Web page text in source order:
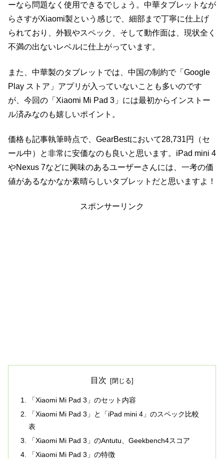
ーなら問題なく使用できるでしょう。中華タブレットなが
らさすがXiaomi製という感じで、細部まで丁寧に仕上げ
られており、外観やスペック、そして動作面は、現状全く
不満の出ないレベルに仕上がっています。
また、中華製のタブレットでは、中国の制約で「Google
Play ストア」アプリが入っていないことも多いのです
が、今回の「Xiaomi Mi Pad 3」には最初からインストー
ル済みなのも嬉しいポイント。
価格も記事執筆時点で、GearBestにおいて28,731円（セ
ール中）と非常に安価なのも良いと思います。iPad mini 4
やNexus 7などに興味のあるユーザーさんには、一考の価
値があるなかなか素晴らしいタブレットだと思いますよ！
スポンサーリンク
目次
「Xiaomi Mi Pad 3」のセット内容
「Xiaomi Mi Pad 3」と「iPad mini 4」のスペック比較
表
「Xiaomi Mi Pad 3」のAntutu、Geekbench4スコア
「Xiaomi Mi Pad 3」の特徴